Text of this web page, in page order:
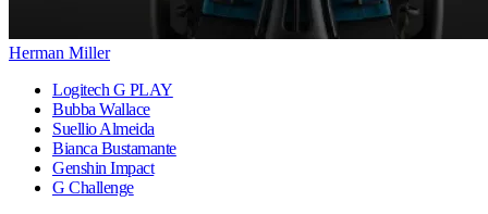
Herman Miller
Logitech G PLAY
Bubba Wallace
Suellio Almeida
Bianca Bustamante
Genshin Impact
G Challenge